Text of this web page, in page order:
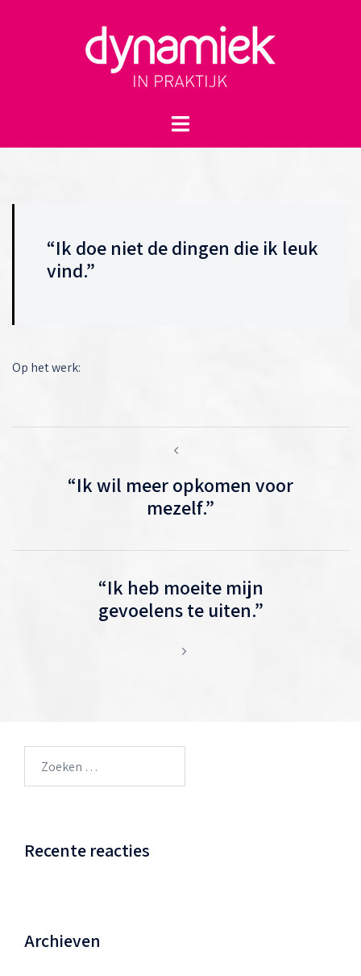
Toggle
“Ik doe niet de dingen die ik leuk
vind.”
Op het werk:
“Ik wil meer opkomen voor
mezelf.”
“Ik heb moeite mijn
gevoelens te uiten.”
naar:
Recente reacties
Archieven